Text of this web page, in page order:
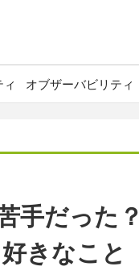
オブザーバビリティ
手だった？
きなこと